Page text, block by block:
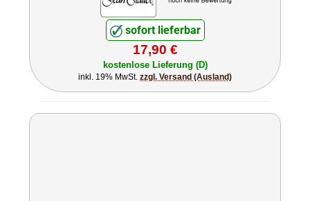
sofort lieferbar
17,90 €
kostenlose Lieferung (D)
inkl. 19% MwSt. zzgl. Versand (Ausland)